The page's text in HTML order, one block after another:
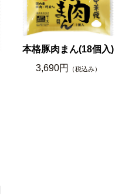
本格豚肉まん(18個入)
3,690円
（税込み）